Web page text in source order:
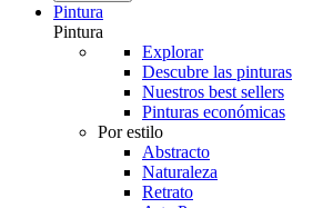
Pintura
Pintura
Explorar
Descubre las pinturas
Nuestros best sellers
Pinturas económicas
Por estilo
Abstracto
Naturaleza
Retrato